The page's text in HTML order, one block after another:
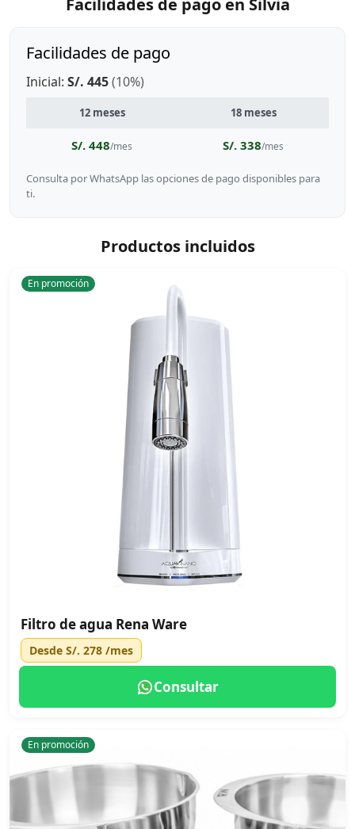
Facilidades de pago en Silvia
Facilidades de pago
Inicial: S/. 445(10%)
12 meses 18 meses
S/. 448/mes S/. 338/mes
Consulta por WhatsApp las opciones de pago disponibles para
ti.
Productos incluidos
En promoción
Filtro de agua Rena Ware
Desde S/. 278 /mes
Consultar
En promoción